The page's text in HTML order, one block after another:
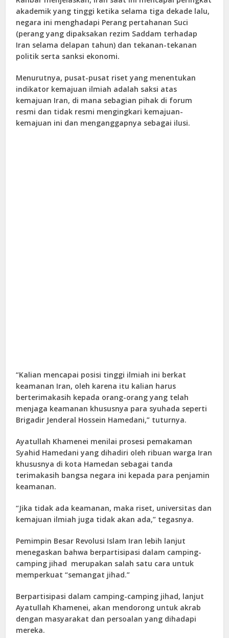
akademik yang tinggi ketika selama tiga dekade lalu,
negara ini menghadapi Perang pertahanan Suci
(perang yang dipaksakan rezim Saddam terhadap
Iran selama delapan tahun) dan tekanan-tekanan
politik serta sanksi ekonomi.
Menurutnya, pusat-pusat riset yang menentukan
indikator kemajuan ilmiah adalah saksi atas
kemajuan Iran, di mana sebagian pihak di forum
resmi dan tidak resmi mengingkari kemajuan-
kemajuan ini dan menganggapnya sebagai ilusi.
“Kalian mencapai posisi tinggi ilmiah ini berkat
keamanan Iran, oleh karena itu kalian harus
berterimakasih kepada orang-orang yang telah
menjaga keamanan khususnya para syuhada seperti
Brigadir Jenderal Hossein Hamedani,” tuturnya.
Ayatullah Khamenei menilai prosesi pemakaman
Syahid Hamedani yang dihadiri oleh ribuan warga Iran
khususnya di kota Hamedan sebagai tanda
terimakasih bangsa negara ini kepada para penjamin
keamanan.
“Jika tidak ada keamanan, maka riset, universitas dan
kemajuan ilmiah juga tidak akan ada,” tegasnya.
Pemimpin Besar Revolusi Islam Iran lebih lanjut
menegaskan bahwa berpartisipasi dalam camping-
camping jihad merupakan salah satu cara untuk
memperkuat “semangat jihad.”
Berpartisipasi dalam camping-camping jihad, lanjut
Ayatullah Khamenei, akan mendorong untuk akrab
dengan masyarakat dan persoalan yang dihadapi
mereka.